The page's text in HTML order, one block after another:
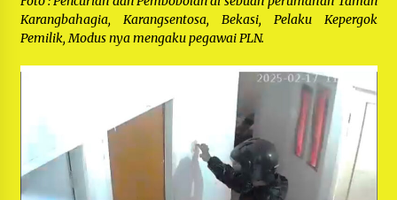
Support Camat Kedungwaringin Memberikan
Logistik Ke Posko Jurpala Kosmi
1 tahun ago
Ucapan Terimakasih Ketua Umum Jurpala
Indonesia dan KOSMI Indonesia Atas Respon
Cepat Polres Metro Bekasi dan Polsek Cikarang
Timur yang Tangkap Oknum Ormas Terkait
Pengusiran Pendirian Posko
1 tahun ago
Kodim 0509 Kabupaten Bekasi Terima 20
Perahu Bantuan Dari Panglima TNI
1 tahun ago
Karangbahagia, Karangsentosa, Bekasi, Pelaku Kepergok
Pemilik, Modus nya mengaku pegawai PLN.